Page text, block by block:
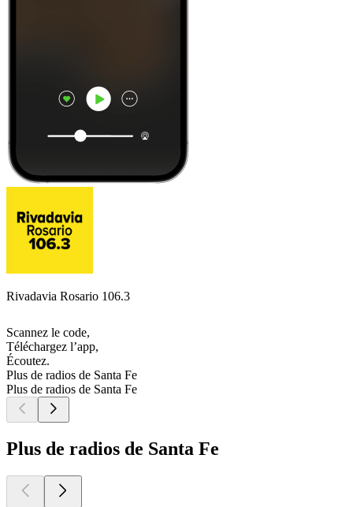
Rivadavia Rosario 106.3
Scannez le code,
Téléchargez l’app,
Écoutez.
Plus de radios de Santa Fe
Plus de radios de Santa Fe
Plus de radios de Santa Fe